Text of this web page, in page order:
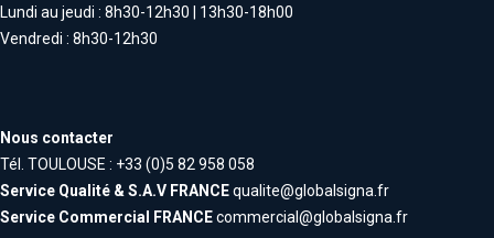
Lundi au jeudi : 8h30-12h30 | 13h30-18h00
Vendredi : 8h30-12h30
Nous contacter
Tél. TOULOUSE : +33 (0)5 82 958 058
Service Qualité & S.A.V FRANCEqualite@globalsigna.fr
Service Commercial FRANCEcommercial@globalsigna.fr